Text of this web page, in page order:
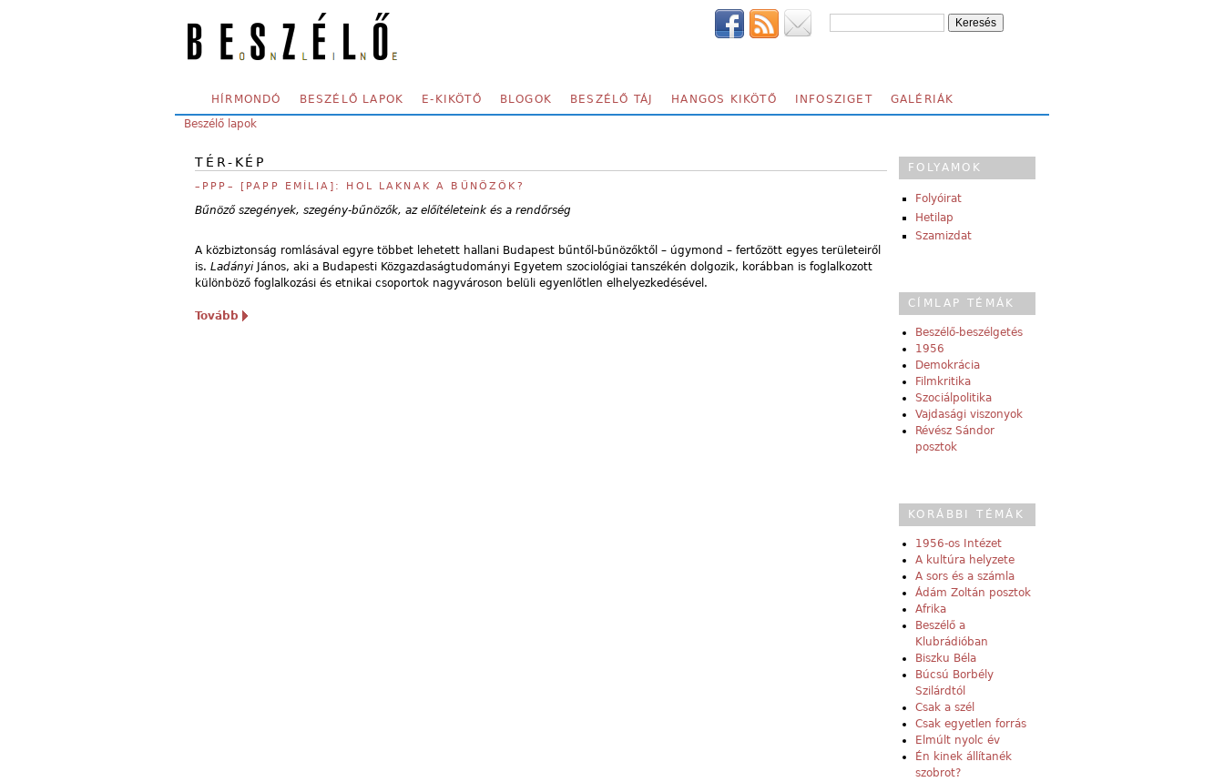
SECONDARY MENU
HÍRMONDÓ BESZÉLŐ LAPOK E-KIKÖTŐ BLOGOK BESZÉLŐ TÁJ HANGOS KIKÖTŐ INFOSZIGET GALÉRIÁK
YOU ARE HERE:
Beszélő lapok
TÉR-KÉP
–PPP– [PAPP EMÍLIA]: HOL LAKNAK A BŰNÖZŐK?
Bűnöző szegények, szegény-bűnözők, az előítéleteink és a rendőrség
A közbiztonság romlásával egyre többet lehetett hallani Budapest bűntől-bűnözőktől – úgymond – fertőzött egyes területeiről
is. Ladányi János, aki a Budapesti Közgazdaságtudományi Egyetem szociológiai tanszékén dolgozik, korábban is foglalkozott
különböző foglalkozási és etnikai csoportok nagyvároson belüli egyenlőtlen elhelyezkedésével.
Tovább
FOLYAMOK
Folyóirat
Hetilap
Szamizdat
CÍMLAP TÉMÁK
Beszélő-beszélgetés
1956
Demokrácia
Filmkritika
Szociálpolitika
Vajdasági viszonyok
Révész Sándor
posztok
KORÁBBI TÉMÁK
1956-os Intézet
A kultúra helyzete
A sors és a számla
Ádám Zoltán posztok
Afrika
Beszélő a
Klubrádióban
Biszku Béla
Búcsú Borbély
Szilárdtól
Csak a szél
Csak egyetlen forrás
Elmúlt nyolc év
Én kinek állítanék
szobrot?